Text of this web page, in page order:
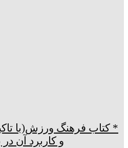
* کتاب فرهنگ ورزش(با
و کاربرد آن